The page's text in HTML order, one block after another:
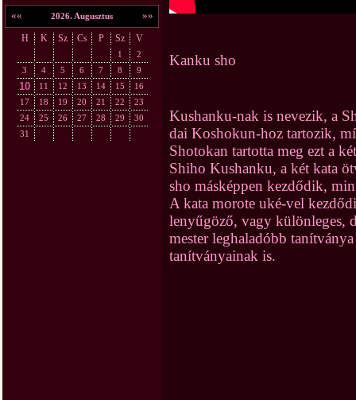
«« 2026. Augusztus »»
H K Sz Cs P Sz V
1
2
3
4 5 6 7 8 9
10 11 12 13 14 15
16
17
18 19 20 21 22
23
24
25 26 27 28 29
30
31
Kanku sho
Kushanku-nak is nevezik, a
dai Koshokun-hoz tartozik,
Shotokan tartotta meg ezt a
Shiho Kushanku, a két kata
sho másképpen kezdődik,
A kata morote uké-vel
lenyűgöző, vagy különleges,
mester leghaladóbb
tanítványainak is.